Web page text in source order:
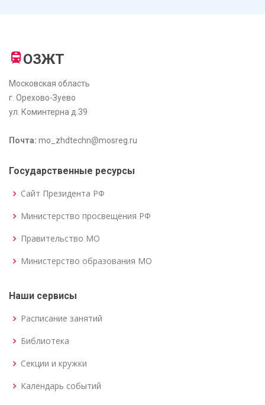
ОЗЖТ
Московская область
г. Орехово-Зуево
ул. Коминтерна д.39
Почта: mo_zhdtechn@mosreg.ru
Государственные ресурсы
Сайт Президента РФ
Министерство просвещения РФ
Правительство МО
Министерство образования МО
Наши сервисы
Расписание занятий
Библиотека
Секции и кружки
Календарь событий